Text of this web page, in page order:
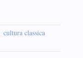
cultura classica